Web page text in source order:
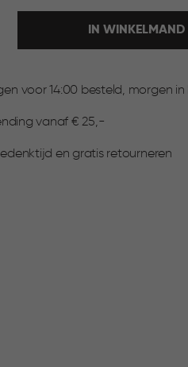
IN WINKELMAND
voor 14:00 besteld, morgen in
vanaf € 25,-
en gratis retourneren
▶